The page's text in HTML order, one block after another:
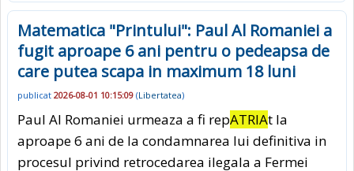
Matematica "Printului": Paul Al Romaniei a
fugit aproape 6 ani pentru o pedeapsa de
care putea scapa in maximum 18 luni
publicat 2026-08-01 10:15:09 (Libertatea)
Paul Al Romaniei urmeaza a fi repATRIAt la
aproape 6 ani de la condamnarea lui definitiva in
procesul privind retrocedarea ilegala a Fermei